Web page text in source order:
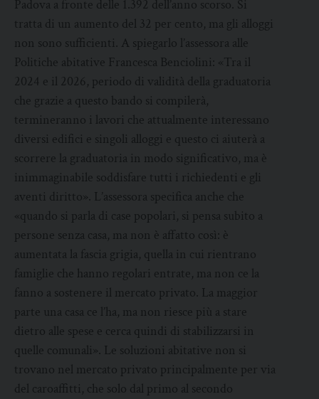
Padova a fronte delle 1.392 dell’anno scorso. Si
tratta di un aumento del 32 per cento, ma gli alloggi
non sono sufficienti. A spiegarlo l’assessora alle
Politiche abitative Francesca Benciolini: «Tra il
2024 e il 2026, periodo di validità della graduatoria
che grazie a questo bando si compilerà,
termineranno i lavori che attualmente interessano
diversi edifici e singoli alloggi e questo ci aiuterà a
scorrere la graduatoria in modo significativo, ma è
inimmaginabile soddisfare tutti i richiedenti e gli
aventi diritto». L’assessora specifica anche che
«quando si parla di case popolari, si pensa subito a
persone senza casa, ma non è affatto così: è
aumentata la fascia grigia, quella in cui rientrano
famiglie che hanno regolari entrate, ma non ce la
fanno a sostenere il mercato privato. La maggior
parte una casa ce l’ha, ma non riesce più a stare
dietro alle spese e cerca quindi di stabilizzarsi in
quelle comunali». Le soluzioni abitative non si
trovano nel mercato privato principalmente per via
del caroaffitti, che solo dal primo al secondo